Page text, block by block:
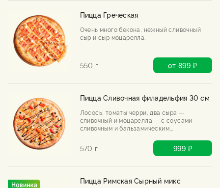
Пицца Греческая
Очень много бекона, нежный сливочный
сыр и сыр моцарелла.
550 г от 899 ₽
Пицца Сливочная филадельфия 30 см
Лосось, томаты черри, два сыра —
сливочный и моцарелла — с соусами
сливочным и бальзамическим.
кажется, осталась навсегда.
570 г 999 ₽
Пицца Римская Сырный микс